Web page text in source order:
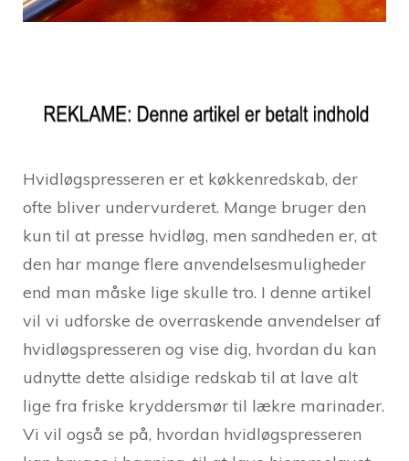
Hvidløgspresseren er et køkkenredskab, der
ofte bliver undervurderet. Mange bruger den
kun til at presse hvidløg, men sandheden er, at
den har mange flere anvendelsesmuligheder
end man måske lige skulle tro. I denne artikel
vil vi udforske de overraskende anvendelser af
hvidløgspresseren og vise dig, hvordan du kan
udnytte dette alsidige redskab til at lave alt
lige fra friske kryddersmør til lækre marinader.
Vi vil også se på, hvordan hvidløgspresseren